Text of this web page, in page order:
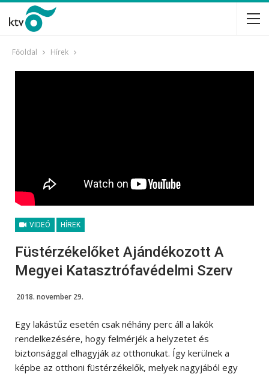
Főoldal Hírek
VIDEÓ HÍREK
Füstérzékelőket Ajándékozott A
Megyei Katasztrófavédelmi Szerv
2018. november 29.
Egy lakástűz esetén csak néhány perc áll a lakók
rendelkezésére, hogy felmérjék a helyzetet és
biztonsággal elhagyják az otthonukat. Így kerülnek a
képbe az otthoni füstérzékelők, melyek nagyjából egy